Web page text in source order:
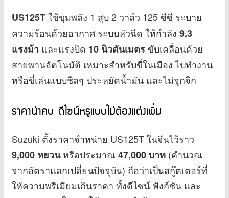
US125Tใช้ขุมพลัง 1 สูบ 2 วาล์ว 125 ซีซี ระบาย
ความร้อนด้วยอากาศ ระบบหัวฉีด ให้กำลัง 9.3
แรงม้า และแรงบิด 10 นิวตันเมตร ขับเคลื่อนด้วย
สายพานอัตโนมัติ เหมาะสำหรับขี่ในเมือง ไปทำงาน
หรือขี่เล่นแบบชิลๆ ประหยัดน้ำมัน และไม่จุกจิก
ราคาน่าคบ ดีไซน์หรูแบบไม่ต้องแต่งเพิ่ม
Suzuki ตั้งราคาจำหน่าย US125T ในจีนไว้ราว
9,000 หยวนหรือประมาณ 47,000 บาท (คำนวณ
จากอัตราแลกเปลี่ยนปัจจุบัน) ถือว่าเป็นสกู๊ตเตอร์ที่
ให้ความพรีเมียมเกินราคา ทั้งดีไซน์ ฟังก์ชัน และ